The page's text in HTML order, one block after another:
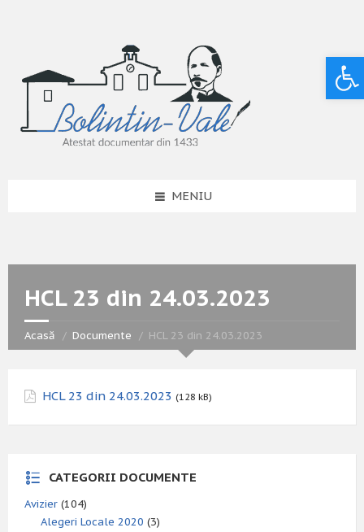
MENIU
HCL 23 din 24.03.2023
Acasă Documente HCL 23 din 24.03.2023
HCL 23 din 24.03.2023 (128 kB)
CATEGORII DOCUMENTE
Avizier (104)
Alegeri Locale 2020 (3)
Deschide bara de unelte